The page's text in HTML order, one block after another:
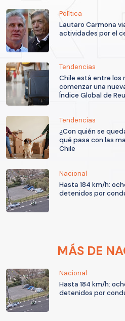
Política
Lautaro Carmona
actividades por el
Tendencias
Chile está entre los
comenzar una
Índice Global de
Tendencias
¿Con quién se
qué pasa con las
Chile
Nacional
Hasta 184 km/h:
detenidos por
MÁS DE
Nacional
Hasta 184 km/h:
detenidos por